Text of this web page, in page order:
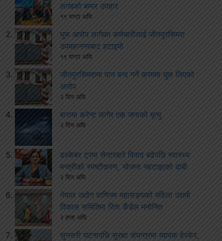
लाखको बम्पर उपहार
१९ घण्टा अघि
घुस आरोप लागेका कर्मचारीलाई जीतपुरसिमरा
उपमहानगरबाट हटाइयो
१९ घण्टा अघि
जीतपुरसिमरामा पान बन्द गर्ने क्रममा घुस लिएको
आरोप
२ दिन अघि
बारामा करेन्ट लागेर एक जनाको मृत्यु
२ दिन अघि
ढल्केबर ट्रमा सेन्टरबारे विवाद बढेपछि स्वास्थ्य
मन्त्रीको स्पष्टीकरण, योजना नहटाइएको दाबी
२ दिन अघि
नेपाल उद्योग वाणिज्य महासङ्घको महिला उद्यमी
विकास समितिमा रिता कँडेल मनोनित
२ हप्ता अघि
सुनसरी घटनापछि सुरक्षा संयन्त्रमा व्यापक हेरफेर,